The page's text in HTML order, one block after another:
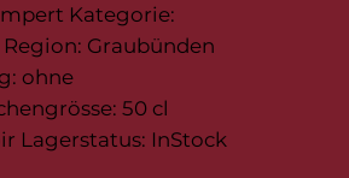
Kategorie:
Graubünden
ohne
50 cl
Lagerstatus: InStock